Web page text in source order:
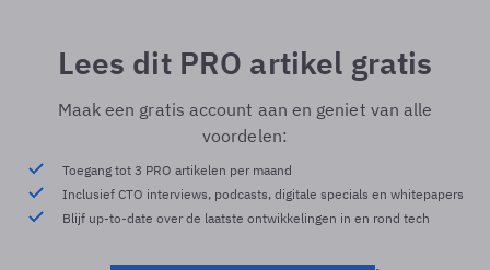
Lees dit PRO artikel gratis
Maak een gratis account aan en geniet van alle
voordelen:
Toegang tot 3 PRO artikelen per maand
Inclusief CTO interviews, podcasts, digitale specials en whitepapers
Blijf up-to-date over de laatste ontwikkelingen in en rond tech